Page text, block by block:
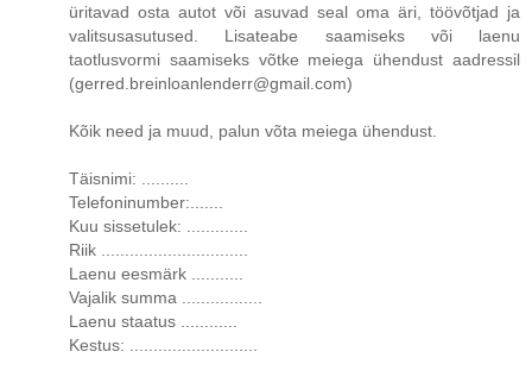
üritavad osta autot või asuvad seal oma äri, töövõtjad ja
valitsusasutused. Lisateabe saamiseks või laenu
taotlusvormi saamiseks võtke meiega ühendust aadressil
(gerred.breinloanlenderr@gmail.com)
Kõik need ja muud, palun võta meiega ühendust.
Täisnimi: ..........
Telefoninumber:.......
Kuu sissetulek: .............
Riik ...............................
Laenu eesmärk ...........
Vajalik summa .................
Laenu staatus ............
Kestus: ...........................